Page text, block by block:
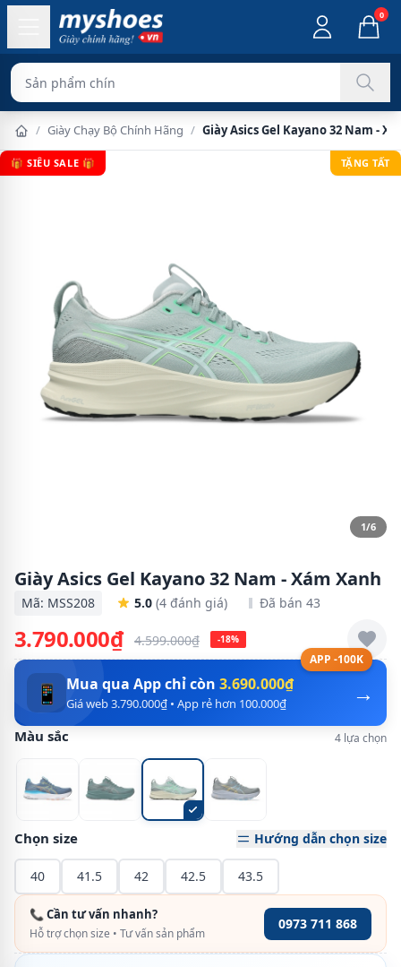
0
Sản phẩm chính hãng 100%
/ Giày Chạy Bộ Chính Hãng / Giày Asics Gel Kayano 32 Nam -
🎁 SIÊU SALE 🎁 TẶNG TẤT
1/6
Giày Asics Gel Kayano 32 Nam - Xám Xanh
Mã: MSS208 5.0 (4 đánh giá) Đã bán 43
3.790.000₫ 4.599.000₫ -18%
APP -100K
→
📱 Mua qua App chỉ còn 3.690.000₫
Giá web 3.790.000₫ • App rẻ hơn 100.000₫
Màu sắc 4 lựa chọn
Chọn size Hướng dẫn chọn size
40 41.5 42 42.5 43.5
📞 Cần tư vấn nhanh?
Hỗ trợ chọn size • Tư vấn sản phẩm
0973 711 868